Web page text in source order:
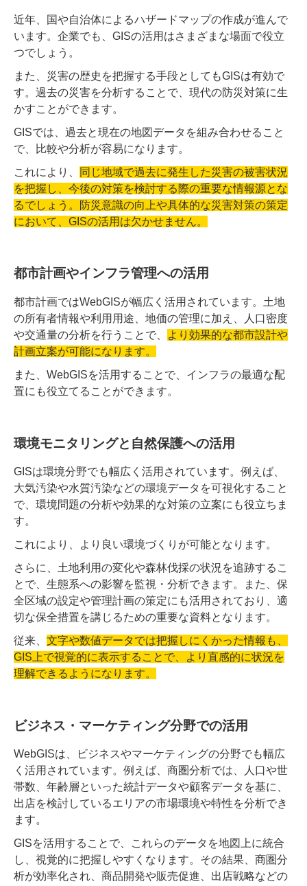
近年、国や自治体によるハザードマップの作成が進んで
います。企業でも、GISの活用はさまざまな場面で役立
つでしょう。
また、災害の歴史を把握する手段としてもGISは有効で
す。過去の災害を分析することで、現代の防災対策に生
かすことができます。
GISでは、過去と現在の地図データを組み合わせること
で、比較や分析が容易になります。
これにより、
同じ地域で過去に発生した災害の被害状況
を把握し、今後の対策を検討する際の重要な情報源とな
るでしょう。防災意識の向上や具体的な災害対策の策定
において、GISの活用は欠かせません。
都市計画やインフラ管理への活用
都市計画ではWebGISが幅広く活用されています。土地
の所有者情報や利用用途、地価の管理に加え、人口密度
や交通量の分析を行うことで、
より効果的な都市設計や
計画立案が可能になります。
また、WebGISを活用することで、インフラの最適な配
置にも役立てることができます。
環境モニタリングと自然保護への活用
GISは環境分野でも幅広く活用されています。例えば、
大気汚染や水質汚染などの環境データを可視化すること
で、環境問題の分析や効果的な対策の立案にも役立ちま
す。
これにより、より良い環境づくりが可能となります。
さらに、土地利用の変化や森林伐採の状況を追跡するこ
とで、生態系への影響を監視・分析できます。また、保
全区域の設定や管理計画の策定にも活用されており、適
切な保全措置を講じるための重要な資料となります。
従来、 文字や数値データでは把握しにくかった情報も、
GIS上で視覚的に表示することで、より直感的に状況を
理解できるようになります。
ビジネス・マーケティング分野での活用
WebGISは、ビジネスやマーケティングの分野でも幅広
く活用されています。例えば、商圏分析では、人口や世
帯数、年齢層といった統計データや顧客データを基に、
出店を検討しているエリアの市場環境や特性を分析でき
ます。
GISを活用することで、これらのデータを地図上に統合
し、視覚的に把握しやすくなります。その結果、商圏分
析が効率化され、商品開発や販売促進、出店戦略などの